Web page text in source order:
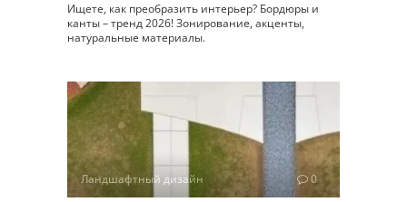
Ищете, как преобразить интерьер? Бордюры и
канты – тренд 2026! Зонирование, акценты,
натуральные материалы.
Ландшафтный дизайн 0